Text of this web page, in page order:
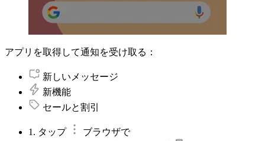
アプリを取得して通知を受け取る：
新しいメッセージ
新機能
セールと割引
1. タップ
ブラウザで